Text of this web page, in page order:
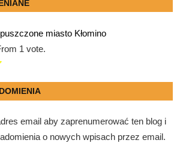
miasto Kłomino
1 vote.
email aby zaprenumerować ten blog i
o nowych wpisach przez email.